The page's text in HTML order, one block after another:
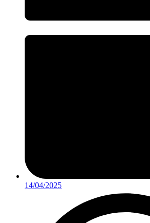
14/04/2025